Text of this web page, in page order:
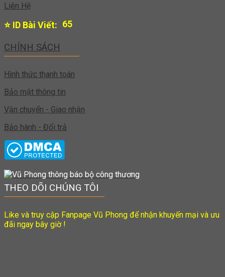
Liên Hệ
⭐ ID Bài Viết: 65
CHÍNH SÁCH
Hình thức thanh toán
Bảo mật thông tin
Vận chuyển - Giao nhận
Bảo hành - Đổi trả
THEO DÕI CHÚNG TÔI
Like và truy cập Fanpage Vũ Phong để nhận khuyến mại và ưu
đãi ngay bây giờ !